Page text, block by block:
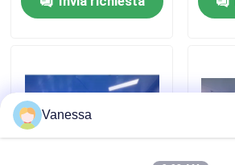
Notizie
Sala operatoria modulare
Vanessa